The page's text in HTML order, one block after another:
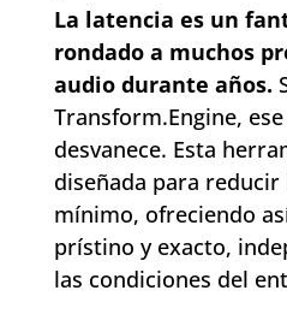
La latencia es un
rondado a muchos
audio durante años.
Transform.Engine,
desvanece. Esta
diseñada para reducir
mínimo, ofreciendo
prístino y exacto,
las condiciones del